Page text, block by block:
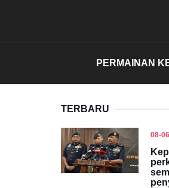
PERMAINAN
TERBARU
08-06